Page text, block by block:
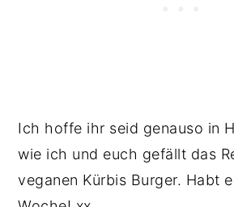
Ich hoffe ihr seid genauso in
wie ich und euch gefällt das
veganen Kürbis Burger. Habt